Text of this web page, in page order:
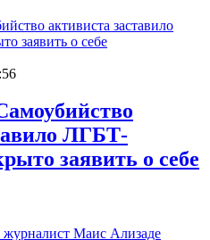
ЛГБТ-
заявить о себе